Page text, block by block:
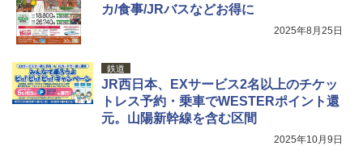
カ/食事/JRバスなどお得に
2025年8月25日
鉄道
JR西日本、EXサービス2名以上のチケッ
トレス予約・乗車でWESTERポイント還
元。山陽新幹線を含む区間
2025年10月9日